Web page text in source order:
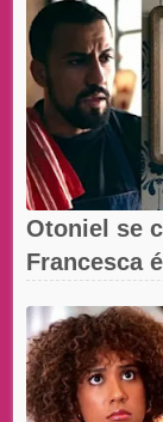
Otoniel se
Francesca